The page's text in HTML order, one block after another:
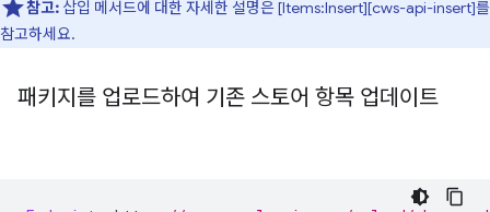
참고: 삽입 메서드에 대한 자세한 설명은 [Items:Insert][cws-api-insert]를
참고하세요.
패키지를 업로드하여 기존 스토어 항목 업데이트